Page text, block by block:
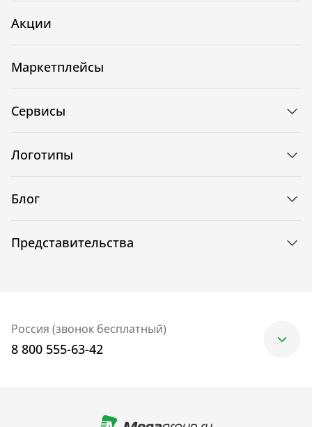
Акции
Маркетплейсы
Сервисы
Логотипы
Блог
Представительства
Россия (звонок бесплатный)
8 800 555-63-42
+7 (499) 705-30-10